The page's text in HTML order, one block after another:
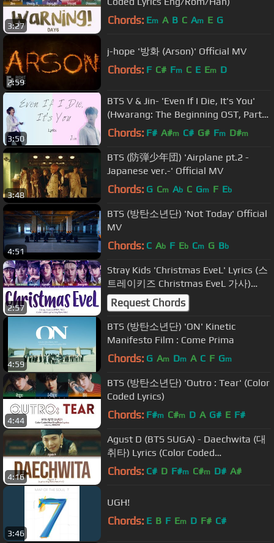
3:27 Chords: Em A B C Am E G
2:59
j-hope '방화 (Arson)' Official MV
Chords: F C# Fm C E Em D
3:50
BTS V & Jin- 'Even If I Die, It's You'
(Hwarang: The Beginning OST, Part
2) [Han|Rom|Eng lyrics]
Chords: F# A#m C# G# Fm D#m
3:48
BTS (防弾少年団) 'Airplane pt.2 -
Japanese ver.-' Official MV
Chords: G Cm Ab C Gm F Eb
4:51
BTS (방탄소년단) 'Not Today' Official
MV
Chords: C Ab F Eb Cm G Bb
2:57
Stray Kids 'Christmas EveL' Lyrics (스
트레이키즈 Christmas EveL 가사)
(Color Coded Lyrics)
Request Chords
4:59
BTS (방탄소년단) 'ON' Kinetic
Manifesto Film : Come Prima
Chords: G Am Dm A C F Gm
4:44
BTS (방탄소년단) 'Outro : Tear' (Color
Coded Lyrics)
Chords: F#m C#m D A G# E F#
4:16
Agust D (BTS SUGA) - Daechwita (대
취타) Lyrics (Color Coded
Eng/Rom/Han/가사)
Chords: C# D F#m C#m D# A#
3:46
UGH!
Chords: E B F Em D F# C#